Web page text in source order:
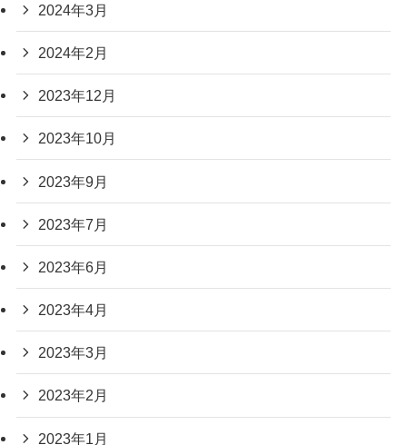
2024年3月
2024年2月
2023年12月
2023年10月
2023年9月
2023年7月
2023年6月
2023年4月
2023年3月
2023年2月
2023年1月